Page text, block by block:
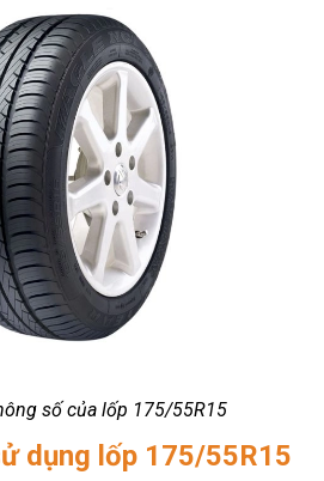
số của lốp 175/55R15
dụng lốp 175/55R15